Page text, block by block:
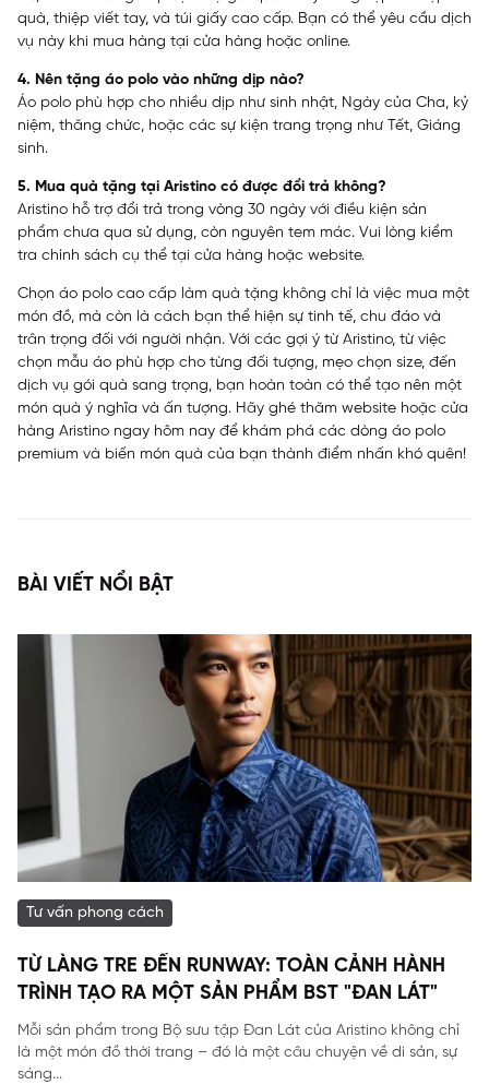
quà, thiệp viết tay, và túi giấy cao cấp. Bạn có thể yêu cầu dịch
vụ này khi mua hàng tại cửa hàng hoặc online.
4. Nên tặng áo polo vào những dịp nào?
Áo polo phù hợp cho nhiều dịp như sinh nhật, Ngày của Cha, kỷ
niệm, thăng chức, hoặc các sự kiện trang trọng như Tết, Giáng
sinh.
5. Mua quà tặng tại Aristino có được đổi trả không?
Aristino hỗ trợ đổi trả trong vòng 30 ngày với điều kiện sản
phẩm chưa qua sử dụng, còn nguyên tem mác. Vui lòng kiểm
tra chính sách cụ thể tại cửa hàng hoặc website.
Chọn áo polo cao cấp làm quà tặng không chỉ là việc mua một
món đồ, mà còn là cách bạn thể hiện sự tinh tế, chu đáo và
trân trọng đối với người nhận. Với các gợi ý từ Aristino, từ việc
chọn mẫu áo phù hợp cho từng đối tượng, mẹo chọn size, đến
dịch vụ gói quà sang trọng, bạn hoàn toàn có thể tạo nên một
món quà ý nghĩa và ấn tượng. Hãy ghé thăm website hoặc cửa
hàng Aristino ngay hôm nay để khám phá các dòng áo polo
premium và biến món quà của bạn thành điểm nhấn khó quên!
BÀI VIẾT NỔI BẬT
Tư vấn phong cách
TỪ LÀNG TRE ĐẾN RUNWAY: TOÀN CẢNH HÀNH
TRÌNH TẠO RA MỘT SẢN PHẨM BST "ĐAN LÁT"
Mỗi sản phẩm trong Bộ sưu tập Đan Lát của Aristino không chỉ
là một món đồ thời trang – đó là một câu chuyện về di sản, sự
sáng...